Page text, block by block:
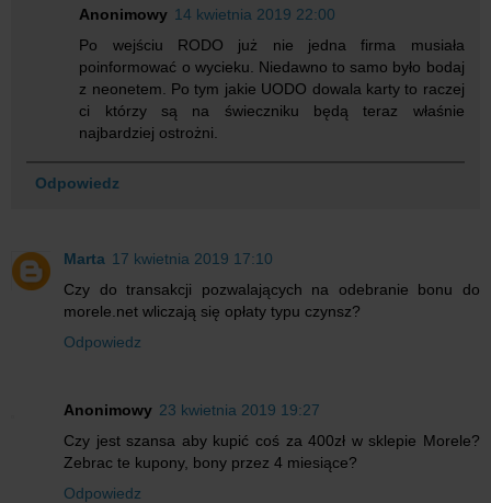
Anonimowy 14 kwietnia 2019 22:00
Po wejściu RODO już nie jedna firma musiała
poinformować o wycieku. Niedawno to samo było bodaj
z neonetem. Po tym jakie UODO dowala karty to raczej
ci którzy są na świeczniku będą teraz właśnie
najbardziej ostrożni.
Odpowiedz
Marta 17 kwietnia 2019 17:10
Czy do transakcji pozwalających na odebranie bonu do
morele.net wliczają się opłaty typu czynsz?
Odpowiedz
Anonimowy 23 kwietnia 2019 19:27
Czy jest szansa aby kupić coś za 400zł w sklepie Morele?
Zebrac te kupony, bony przez 4 miesiące?
Odpowiedz